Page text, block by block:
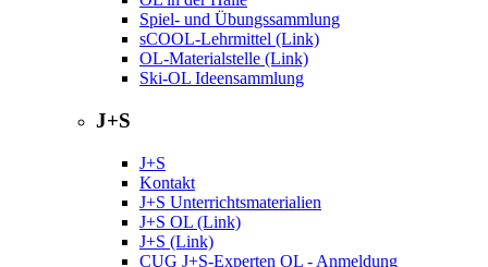
Spiel- und Übungssammlung
sCOOL-Lehrmittel (Link)
OL-Materialstelle (Link)
Ski-OL Ideensammlung
J+S
J+S
Kontakt
J+S Unterrichtsmaterialien
J+S OL (Link)
J+S (Link)
CUG J+S-Experten OL - Anmeldung